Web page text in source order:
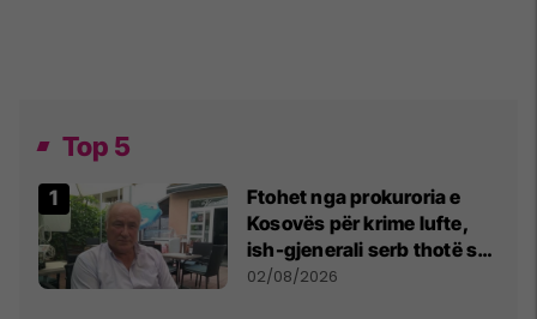
Top 5
Ftohet nga prokuroria e
Kosovës për krime lufte,
ish-gjenerali serb thotë se
dikush e tradhtoi në
02/08/2026